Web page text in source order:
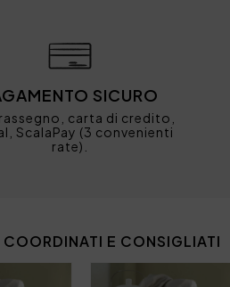
SICURO
carta di credito,
ScalaPay (3 convenienti
rate).
E CONSIGLIATI